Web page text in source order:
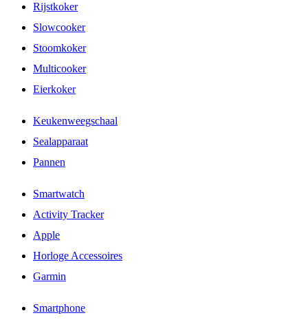
Rijstkoker
Slowcooker
Stoomkoker
Multicooker
Eierkoker
Keukenweegschaal
Sealapparaat
Pannen
Smartwatch
Activity Tracker
Apple
Horloge Accessoires
Garmin
Smartphone